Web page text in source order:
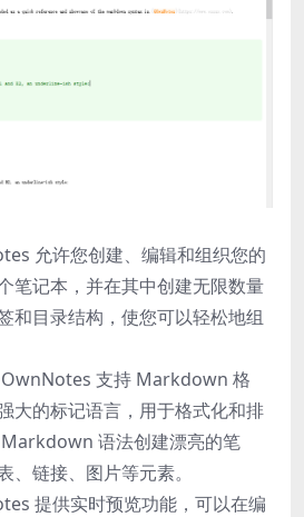
允许您创建、编辑和组织您的
笔记本，并在其中创建无限数量
和目录结构，使您可以轻松地组
支持 Markdown 格
大的标记语言，用于格式化和排
语法创建漂亮的笔
、链接、图片等元素。
提供实时预览功能，可以在编